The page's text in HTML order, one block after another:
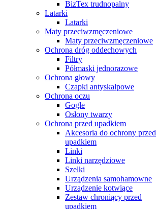
BizTex trudnopalny
Latarki
Latarki
Maty przeciwzmęczeniowe
Maty przeciwzmęczeniowe
Ochrona dróg oddechowych
Filtry
Półmaski jednorazowe
Ochrona głowy
Czapki antyskalpowe
Ochrona oczu
Gogle
Osłony twarzy
Ochrona przed upadkiem
Akcesoria do ochrony przed
upadkiem
Linki
Linki narzędziowe
Szelki
Urządzenia samohamowne
Urządzenie kotwiące
Zestaw chroniący przed
upadkiem